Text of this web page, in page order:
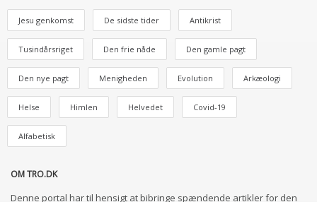
Jesu genkomst De sidste tider Antikrist
Tusindårsriget Den frie nåde Den gamle pagt
Den nye pagt Menigheden Evolution Arkæologi
Helse Himlen Helvedet Covid-19
Alfabetisk
OM TRO.DK
Denne portal har til hensigt at bibringe spændende artikler for den